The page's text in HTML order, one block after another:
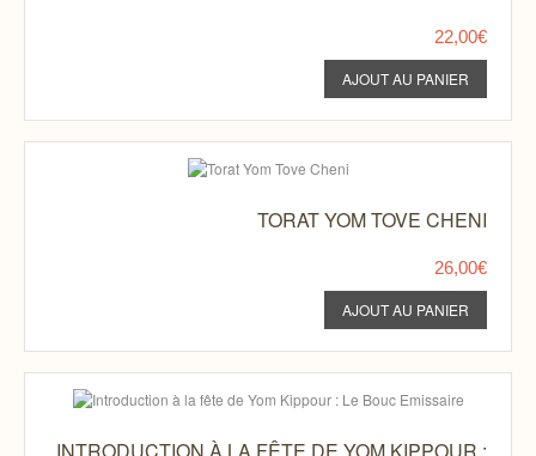
22,00€
TORAT YOM TOVE CHENI
26,00€